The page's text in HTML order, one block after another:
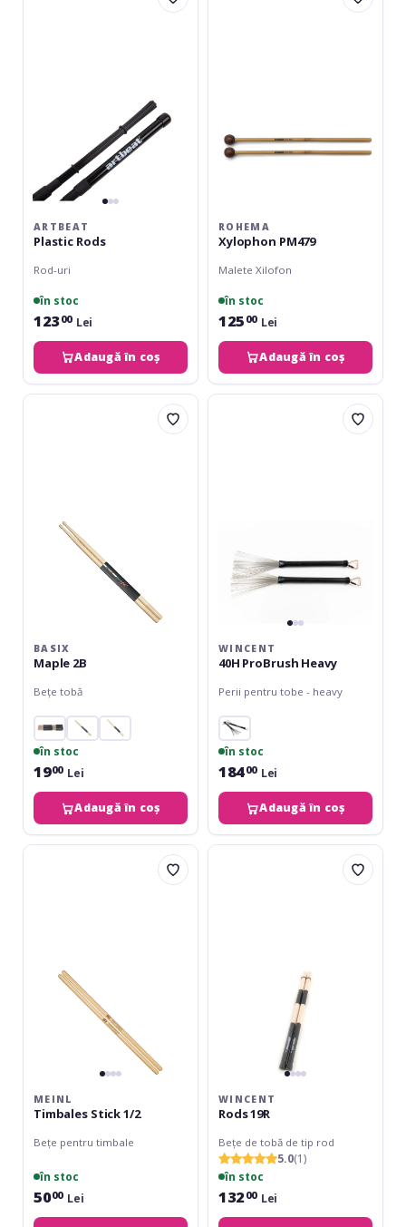
ARTBEAT
Plastic Rods
Rod-uri
în stoc
12300 Lei
Adaugă în coș
ROHEMA
Xylophon PM479
Malete Xilofon
în stoc
125 00 Lei
Adaugă în coș
Basix
BASIX
Maple 2B
Bețe tobă
în stoc
1900 Lei
Adaugă în coș
Wincent
WINCENT
40H ProBrush Heavy
Perii pentru tobe - heavy
în stoc
18400 Lei
Adaugă în coș
Meinl
MEINL
Timbales Stick 1/2
Bețe pentru timbale
în stoc
5000 Lei
Wincent
WINCENT
Rods 19R
Bețe de tobă de tip rod
5.0(1)
în stoc
13200 Lei